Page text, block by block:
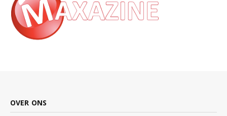
OVER ONS